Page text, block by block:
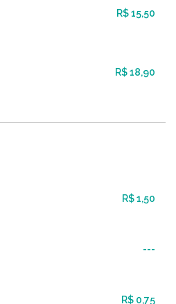
R$ 15,50
R$ 18,90
R$ 1,50
---
R$ 0,75